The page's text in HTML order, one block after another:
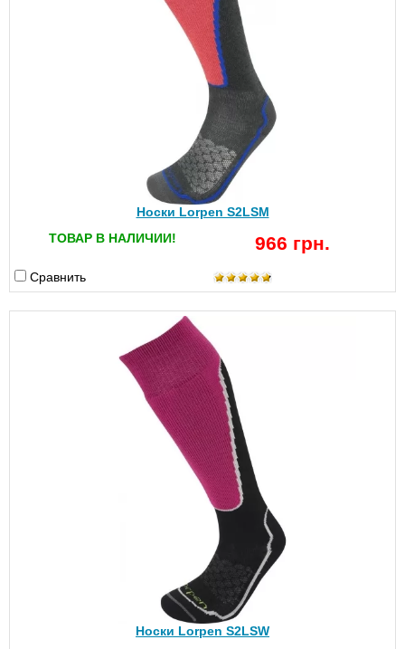
Носки Lorpen S2LSM
ТОВАР В НАЛИЧИИ!
966 грн.
Сравнить
Носки Lorpen S2LSW